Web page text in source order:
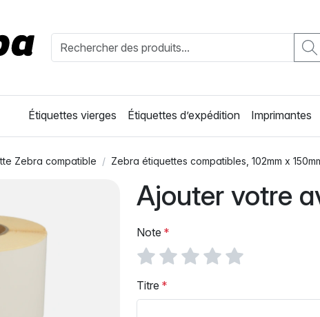
Étiquettes vierges Étiquettes d’expédition Imprimantes
Zebra compatible Zebra étiquettes compatibles, 102mm x
Ajouter votre
Note
Titre